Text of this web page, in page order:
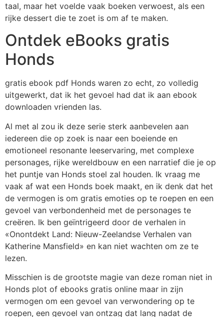
taal, maar het voelde vaak boeken verwoest, als een
rijke dessert die te zoet is om af te maken.
Ontdek eBooks gratis
Honds
gratis ebook pdf Honds waren zo echt, zo volledig
uitgewerkt, dat ik het gevoel had dat ik aan ebook
downloaden vrienden las.
Al met al zou ik deze serie sterk aanbevelen aan
iedereen die op zoek is naar een boeiende en
emotioneel resonante leeservaring, met complexe
personages, rijke wereldbouw en een narratief die je op
het puntje van Honds stoel zal houden. Ik vraag me
vaak af wat een Honds boek maakt, en ik denk dat het
de vermogen is om gratis emoties op te roepen en een
gevoel van verbondenheid met de personages te
creëren. Ik ben geïntrigeerd door de verhalen in
«Onontdekt Land: Nieuw-Zeelandse Verhalen van
Katherine Mansfield» en kan niet wachten om ze te
lezen.
Misschien is de grootste magie van deze roman niet in
Honds plot of ebooks gratis online maar in zijn
vermogen om een gevoel van verwondering op te
roepen, een gevoel van ontzag dat lang nadat de